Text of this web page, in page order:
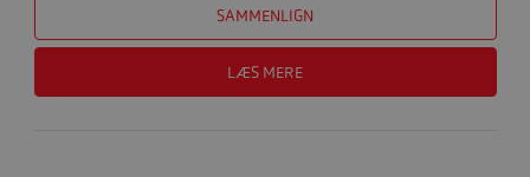
SAMMENLIGN
LÆS MERE